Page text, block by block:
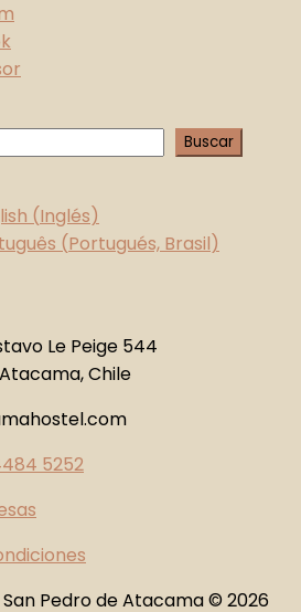
Buscar
(Inglés)
(Portugués, Brasil)
Le Peige 544
Chile
5252
Pedro de Atacama © 2026